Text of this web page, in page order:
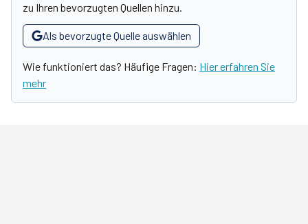
zu Ihren bevorzugten Quellen hinzu.
Als bevorzugte Quelle auswählen
Wie funktioniert das? Häufige Fragen: Hier erfahren Sie
mehr